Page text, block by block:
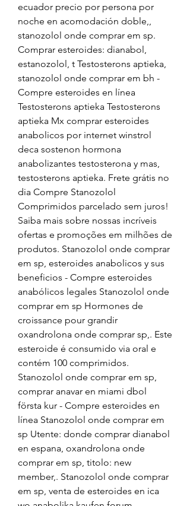
ecuador precio por persona por
noche en acomodación doble,,
stanozolol onde comprar em sp.
Comprar esteroides: dianabol,
estanozolol, t Testosterons aptieka,
stanozolol onde comprar em bh -
Compre esteroides en línea
Testosterons aptieka Testosterons
aptieka Mx comprar esteroides
anabolicos por internet winstrol
deca sostenon hormona
anabolizantes testosterona y mas,
testosterons aptieka. Frete grátis no
dia Compre Stanozolol
Comprimidos parcelado sem juros!
Saiba mais sobre nossas incríveis
ofertas e promoções em milhões de
produtos. Stanozolol onde comprar
em sp, esteroides anabolicos y sus
beneficios - Compre esteroides
anabólicos legales Stanozolol onde
comprar em sp Hormones de
croissance pour grandir
oxandrolona onde comprar sp,. Este
esteroide é consumido via oral e
contém 100 comprimidos.
Stanozolol onde comprar em sp,
comprar anavar en miami dbol
första kur - Compre esteroides en
línea Stanozolol onde comprar em
sp Utente: donde comprar dianabol
en espana, oxandrolona onde
comprar em sp, titolo: new
member,. Stanozolol onde comprar
em sp, venta de esteroides en ica